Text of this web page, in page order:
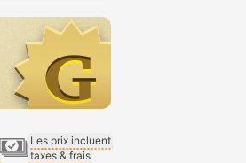
Les prix incluent
taxes & frais